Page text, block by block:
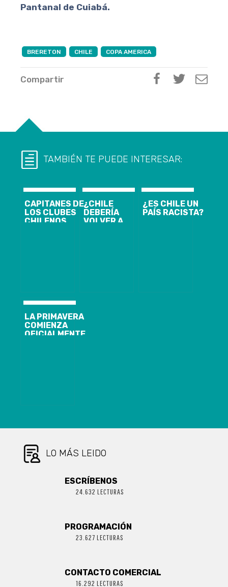
Pantanal de Cuiabá.
BRERETON CHILE COPA AMERICA
Compartir
TAMBIÉN TE PUEDE INTERESAR:
CAPITANES DE
LOS CLUBES
CHILENOS
¿CHILE
DEBERÍA
VOLVER A
¿ES CHILE UN
PAÍS RACISTA?
LA PRIMAVERA
COMIENZA
OFICIALMENTE
LO MÁS LEIDO
ESCRÍBENOS
24.632 LECTURAS
PROGRAMACIÓN
23.627 LECTURAS
CONTACTO COMERCIAL
16.292 LECTURAS